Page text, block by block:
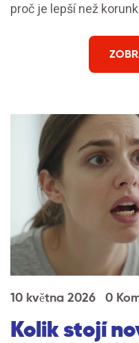
proč je lepší než
10 května 2026 0
Kolik stojí